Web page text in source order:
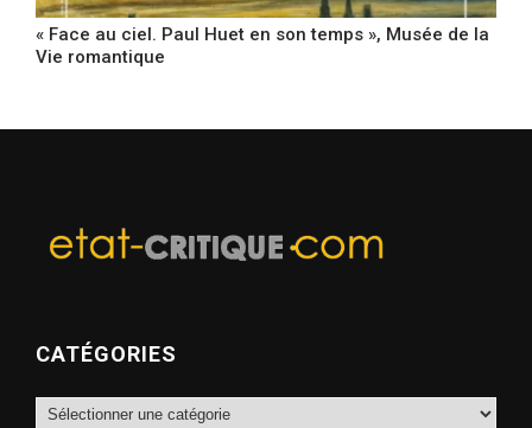
« Face au ciel. Paul Huet en son temps », Musée de la
Vie romantique
CATÉGORIES
Catégories